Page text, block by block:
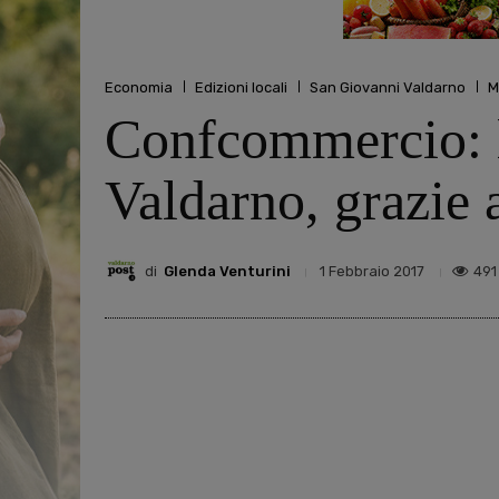
Economia Edizioni locali San Giovanni Valdarno
Valdarno, grazie
di Glenda Venturini 1 Febbraio 2017 491